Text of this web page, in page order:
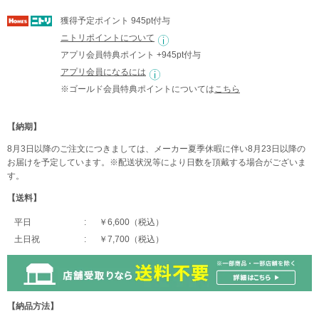
獲得予定ポイント 945pt付与
ニトリポイントについて
アプリ会員特典ポイント +945pt付与
アプリ会員になるには
※ゴールド会員特典ポイントについては こちら
【納期】
8月3日以降のご注文につきましては、メーカー夏季休暇に伴い8月23日以降の
お届けを予定しています。※配送状況等により日数を頂戴する場合がございま
す。
【送料】
平日
￥6,600（税込）
土日祝
￥7,700（税込）
【納品方法】